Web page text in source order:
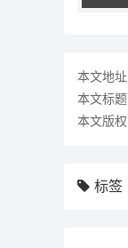
本文地址
本文标题
本文版
标签